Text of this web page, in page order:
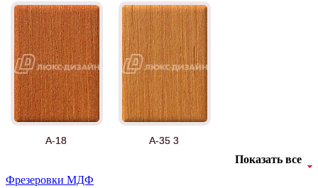
А-18 А-35 3
Показать все
Фрезеровки МДФ